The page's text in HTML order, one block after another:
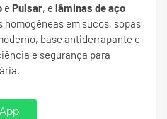
e Pulsar, e lâminas de aço
homogêneas em sucos, sopas
base antiderrapante e
e segurança para